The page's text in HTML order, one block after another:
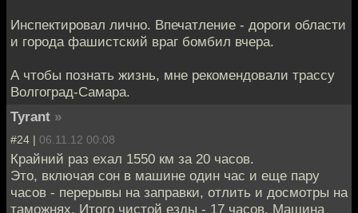
Инспектировал лично. Впечатление - дороги области
и города фашистский враг бомбил вчера.
А чтобы познать жизнь, мне рекомендовали трассу
Волгоград-Самара.
Tyrant »
#24 | 06.11.12 00:08
Крайний раз ехал 1550 км за 20 часов.
Это, включая сон в машине один час и еще пару
часов - перерывы на заправки, отлить и досмотры на
таможнях. Итого чистой езды - 17 часов. Машина